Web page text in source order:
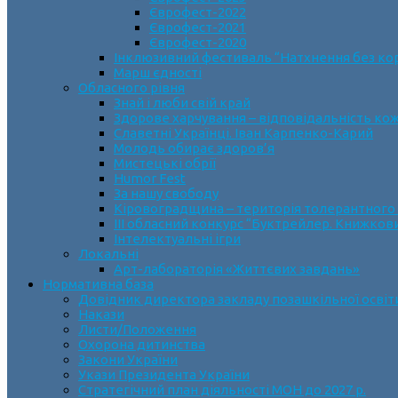
Єврофест-2022
Єврофест-2021
Єврофест-2020
Інклюзивний фестиваль “Натхнення без
Марш єдності
Обласного рівня
Знай і люби свій край
Здорове харчування – відповідальність
Славетні Українці. Іван Карпенко-Карий
Молодь обирає здоров’я
Мистецькі обрії
Humor Fest
За нашу свободу
Кіровоградщина – територія
ІII обласний конкурс “Буктрейлер.
Інтелектуальні ігри
Локальні
Арт-лабораторія «Життєвих завдань»
Нормативна база
Довідник директора закладу позашкільної
Накази
Листи/Положення
Охорона дитинства
Закони України
Укази Президента України
Стратегічний план діяльності МОН до 2027 р.